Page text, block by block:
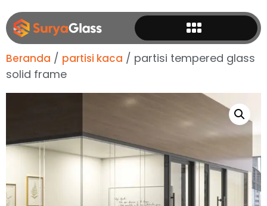
Beranda / partisi kaca / partisi tempered glass
solid frame